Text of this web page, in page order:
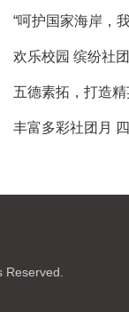
“呵护国家海岸，
欢乐校园 缤纷社团
五德素拓，打造
丰富多彩社团月